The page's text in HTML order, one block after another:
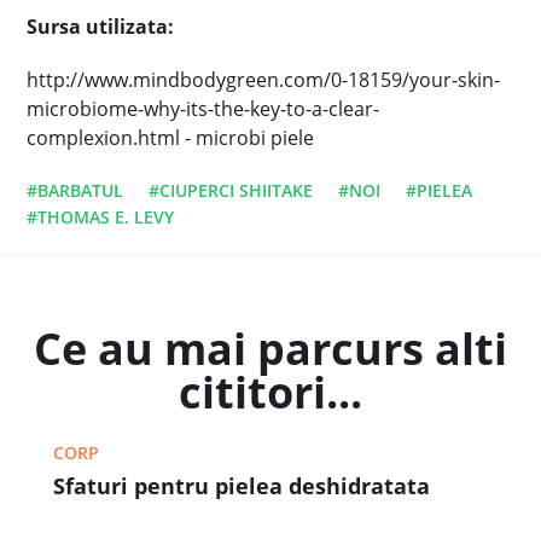
Sursa utilizata:
http://www.mindbodygreen.com/0-18159/your-skin-
microbiome-why-its-the-key-to-a-clear-
complexion.html - microbi piele
#BARBATUL #CIUPERCI SHIITAKE #NOI
#PIELEA
#THOMAS E. LEVY
Ce au mai parcurs alti
cititori...
CORP
Sfaturi pentru pielea deshidratata